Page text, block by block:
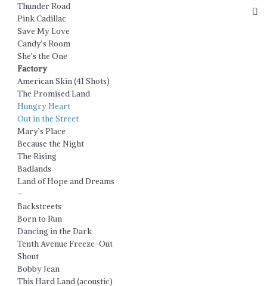
Thunder Road
Pink Cadillac
Save My Love
Candy’s Room
She’s the One
Factory
American Skin (41 Shots)
The Promised Land
Hungry Heart
Out in the Street
Mary’s Place
Because the Night
The Rising
Badlands
Land of Hope and Dreams
–
Backstreets
Born to Run
Dancing in the Dark
Tenth Avenue Freeze-Out
Shout
Bobby Jean
This Hard Land (acoustic)